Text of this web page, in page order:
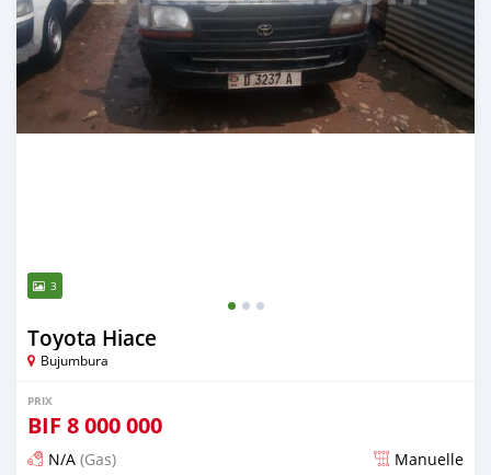
3
Toyota Hiace
Bujumbura
PRIX
BIF 8 000 000
N/A (Gas) Manuelle